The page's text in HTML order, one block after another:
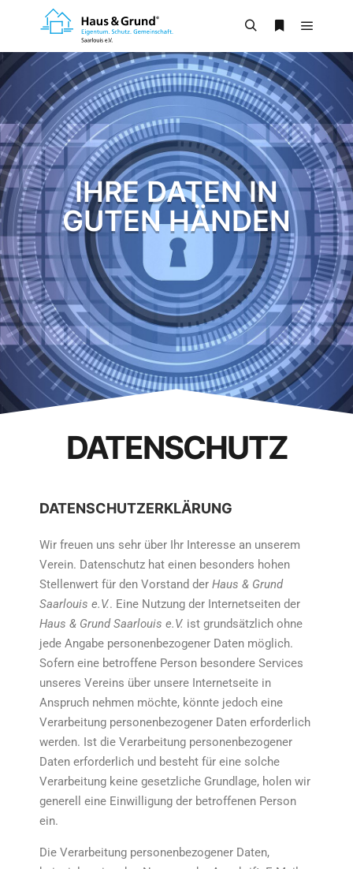
IHRE DATEN IN
GUTEN HÄNDEN
DATENSCHUTZ
DATENSCHUTZERKLÄRUNG
Wir freuen uns sehr über Ihr Interesse an unserem
Verein. Datenschutz hat einen besonders hohen
Stellenwert für den Vorstand der Haus & Grund
Saarlouis e.V.. Eine Nutzung der Internetseiten der
Haus & Grund Saarlouis e.V. ist grundsätzlich ohne
jede Angabe personenbezogener Daten möglich.
Sofern eine betroffene Person besondere Services
unseres Vereins über unsere Internetseite in
Anspruch nehmen möchte, könnte jedoch eine
Verarbeitung personenbezogener Daten erforderlich
werden. Ist die Verarbeitung personenbezogener
Daten erforderlich und besteht für eine solche
Verarbeitung keine gesetzliche Grundlage, holen wir
generell eine Einwilligung der betroffenen Person
ein.
Die Verarbeitung personenbezogener Daten,